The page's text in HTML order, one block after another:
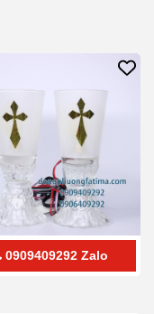
0909409292Zalo